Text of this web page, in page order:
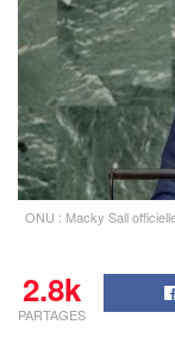
ONU : Macky Sall
2.8k
PARTAGES